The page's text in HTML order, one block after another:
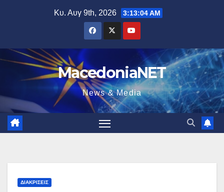
Κυ. Αυγ 9th, 2026 3:13:05 AM
MacedoniaNET
News & Media
ΔΙΑΚΡΊΣΕΙΣ